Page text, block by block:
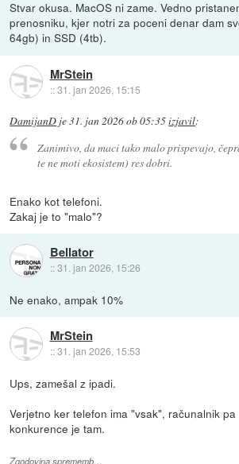
Stvar okusa. MacOS ni zame. Vedno
prenosniku, kjer notri za poceni denar dam
64gb) in SSD (4tb).
MrStein
::31. jan 2026, 15:15
DamijanD je31. jan 2026 ob 05:35izjavil:
Zanimivo, da maci tako malo prispevajo,
te ne moti ekosistem) res dobri.
Enako kot telefoni.
Zakaj je to "malo"?
Bellator
::31. jan 2026, 15:26
Ne enako, ampak 10%
MrStein
::31. jan 2026, 15:53
Ups, zamešal z ipadi.
Verjetno ker telefon ima "vsak", računalnik
konkurence je tam.
Zgodovina sprememb…